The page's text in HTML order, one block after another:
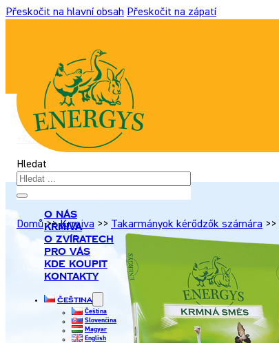
Přeskočit na hlavní obsah Přeskočit na zápatí
+420 517 307 701 info@energyshobby.cz
Hledat
Domů >> Krmiva >> Takarmányok kérődzők számára >>
O nás
Krmiva
O zvířatech
Pro Vás
Kde koupit
Kontakty
Čeština
Čeština
Slovenčina
Magyar
English